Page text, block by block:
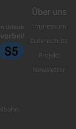
Über uns
Impressum
Datenschutz
Projekt
Newsletter